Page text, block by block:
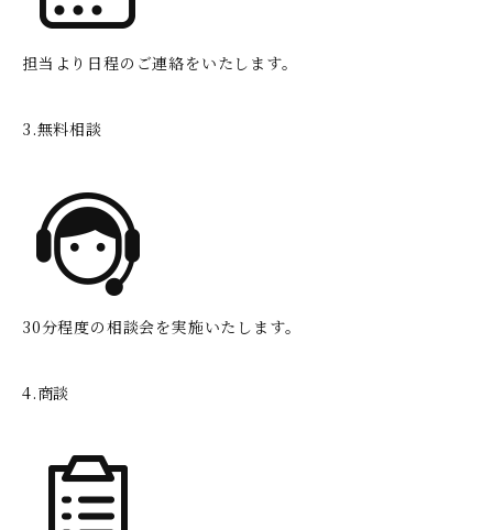
担当より日程のご連絡をいたします。
3.無料相談
30分程度の相談会を実施いたします。
4.商談